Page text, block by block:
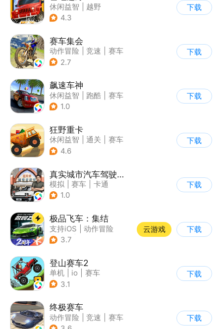
休闲益智
越野
| 横版过关
4.3
下载
赛车集会
动作冒险 竞速
赛车
| 写实
2.7
下载
飙速车神
休闲益智 跑酷
赛车
| 漂移
1.0
下载
狂野重卡
休闲益智 通关
赛车
4.6
下载
真实城市汽车驾驶3D
模拟 赛车
卡通
| 竞速
1.0
下载
极品飞车：集结
支持iOS
动作冒险
| 竞速
3.7
云游戏 下载
登山赛车2
单机 io
赛车
| 欧美风
3.1
下载
终极赛车
动作冒险 竞速
赛车
下载